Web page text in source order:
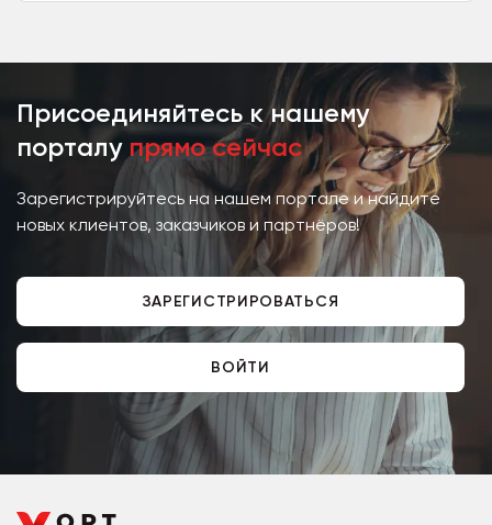
Присоединяйтесь к нашему
порталу прямо сейчас
Зарегистрируйтесь на нашем портале и найдите
новых клиентов, заказчиков и партнёров!
ЗАРЕГИСТРИРОВАТЬСЯ
ВОЙТИ